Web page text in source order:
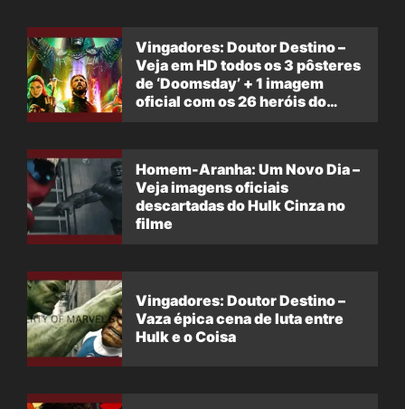
Vingadores: Doutor Destino –
Veja em HD todos os 3 pôsteres
de ‘Doomsday’ + 1 imagem
oficial com os 26 heróis do
Homem-Aranha: Um Novo Dia –
Veja imagens oficiais
descartadas do Hulk Cinza no
filme
Vingadores: Doutor Destino –
Vaza épica cena de luta entre
Hulk e o Coisa